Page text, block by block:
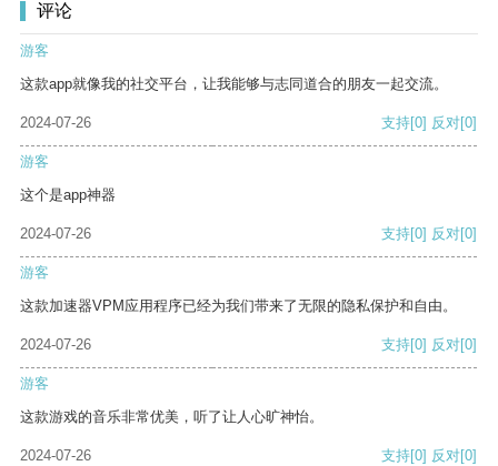
评论
游客
这款app就像我的社交平台，让我能够与志同道合的朋友一起交流。
2024-07-26 支持[0] 反对[0]
游客
这个是app神器
2024-07-26 支持[0] 反对[0]
游客
这款加速器VPM应用程序已经为我们带来了无限的隐私保护和自由。
2024-07-26 支持[0] 反对[0]
游客
这款游戏的音乐非常优美，听了让人心旷神怡。
2024-07-26 支持[0] 反对[0]